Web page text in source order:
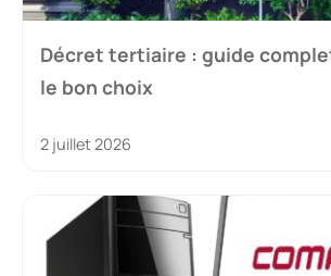
Décret tertiaire : guide
le bon choix
2 juillet 2026